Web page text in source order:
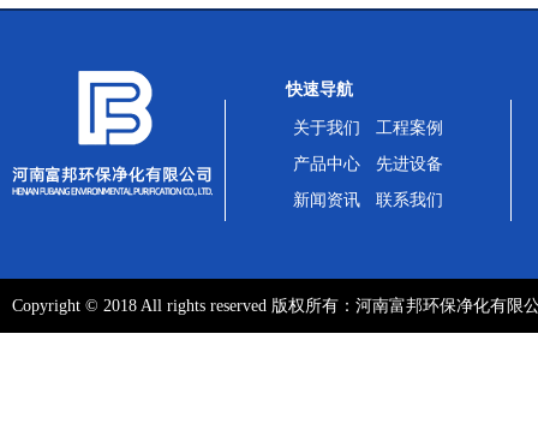
快速导航
关于我们
工程案例
产品中心
先进设备
新闻资讯
联系我们
Copyright ©️ 2018 All rights reserved 版权所有：河南富邦环保净化有限